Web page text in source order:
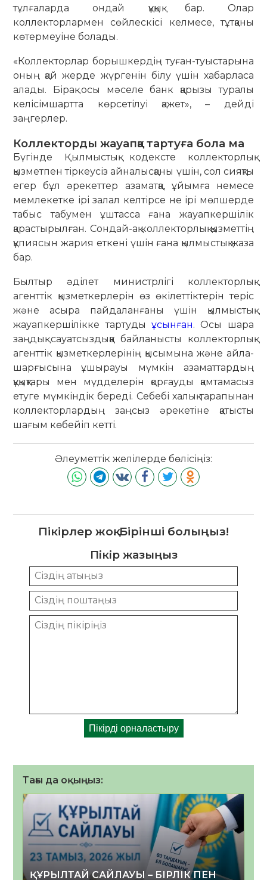
тұлғаларда ондай құқық бар. Олар
коллекторлармен сөйлескісі келмесе, тұтқаны
көтермеуіне болады.
«Коллекторлар борышкердің туған-туыстарына
оның қай жерде жүргенін білу үшін хабарласа
алады. Бірақ осы мәселе банк қарызы туралы
келісімшартта көрсетілуі қажет», – дейді
заңгерлер.
Коллекторды жауапқа тартуға бола ма
Бүгінде Қылмыстық кодексте коллекторлық
қызметпен тіркеусіз айналысқаны үшін, сол сияқты
егер бұл әрекеттер азаматқа, ұйымға немесе
мемлекетке ірі залал келтірсе не ірі мөлшерде
табыс табумен ұштасса ғана жауапкершілік
қарастырылған. Сондай-ақ коллекторлық қызметтің
құпиясын жария еткені үшін ғана қылмыстық жаза
бар.
Былтыр әділет министрлігі коллекторлық
агенттік қызметкерлерін өз өкілеттіктерін теріс
және асыра пайдаланғаны үшін қылмыстық
жауапкершілікке тартуды ұсынған. Осы шара
заңдық сауатсыздыққа байланысты коллекторлық
агенттік қызметкерлерінің қысымына және айла-
шарғысына ұшырауы мүмкін азаматтардың
құқықтары мен мүдделерін қорғауды қамтамасыз
етуге мүмкіндік береді. Себебі халық тарапынан
коллекторлардың заңсыз әрекетіне қатысты
шағым көбейіп кетті.
Әлеуметтік желілерде бөлісіңіз:
Пікірлер жоқ. Бірінші болыңыз!
Пікір жазыңыз
Тағы да оқыңыз:
ҚҰРЫЛТАЙ САЙЛАУЫ – БІРЛІК ПЕН